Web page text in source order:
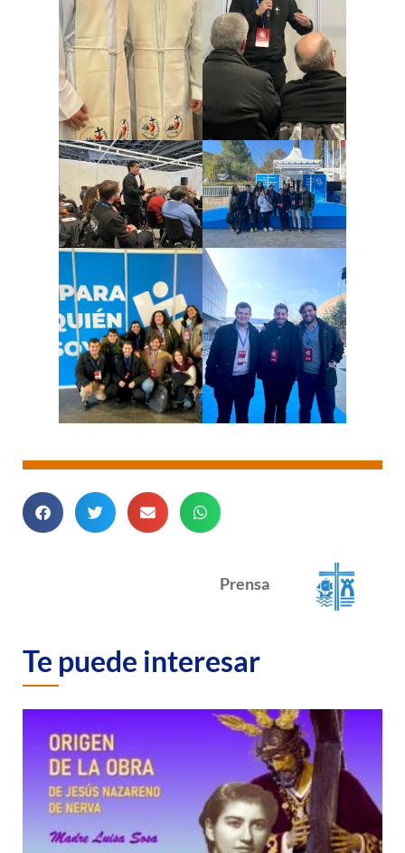
Prensa
Te puede interesar